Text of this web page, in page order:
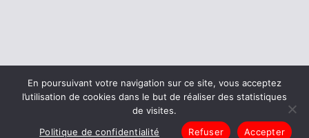
© 2026 Office Central de la Coopération à l'École
Mentions légales
Politique de confidentialité
L’histoire de I’OCCE
En poursuivant votre navigation sur ce site, vous acceptez
l’utilisation de cookies dans le but de réaliser des statistiques
de visites.
Accepter
Refuser
Politique de confidentialité